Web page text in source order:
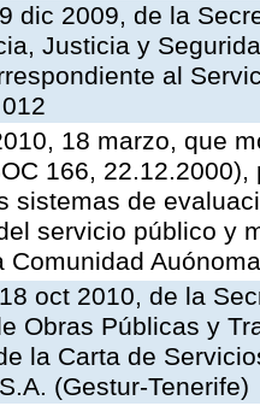
dic 2009, de la
Justicia y
al
18 marzo, que
166,
sistemas de
servicio público y
Comunidad
oct 2010, de la
Obras Públicas y
la Carta de
(Gestur-Tenerife)